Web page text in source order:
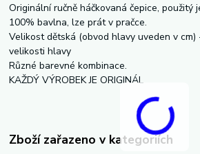
Originální ručně háčkovaná čepice, použitý
100% bavlna, lze prát v pračce.
Velikost dětská (obvod hlavy uveden v cm)
velikosti hlavy
Různé barevné kombinace.
KAŽDÝ VÝROBEK JE ORIGINÁL
Zboží zařazeno v kategoriích